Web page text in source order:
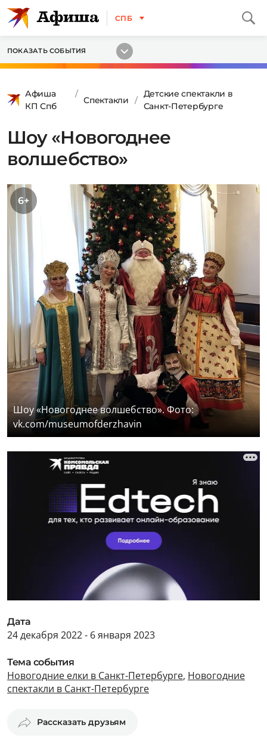
СПБ
ПОКАЗАТЬ СОБЫТИЯ
Афиша
КП Спб
Спектакли
Детские спектакли в
Санкт-Петербурге
Шоу «Новогоднее
волшебство»
6+
Шоу «Новогоднее волшебство». Фото:
vk.com/museumofderzhavin
Дата
24 декабря 2022 - 6 января 2023
Тема события
Новогодние елки в Санкт-Петербурге, Новогодние
спектакли в Санкт-Петербурге
Рассказать друзьям